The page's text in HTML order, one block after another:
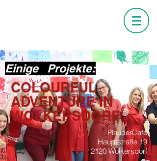
Einige Projekte:
COLOURFUL
ADVENTURE IN
WOLKERSDORF
PlauderCafe
Hauptstraße 19
2120 Wolkersdorf